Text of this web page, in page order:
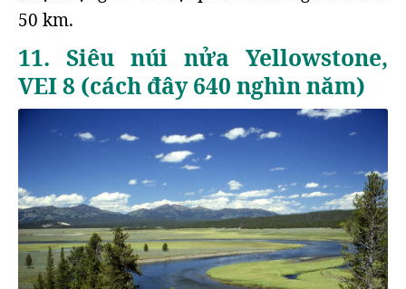
50 km.
11. Siêu núi nửa Yellowstone,
VEI 8 (cách đây 640 nghìn năm)